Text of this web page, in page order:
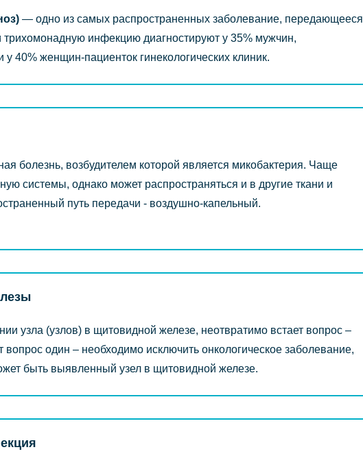
― одно из самых распространенных заболевание, передающееся
инфекцию диагностируют у 35% мужчин,
у 40% женщин-пациенток гинекологических клиник.
болезнь, возбудителем которой является микобактерия. Чаще
системы, однако может распространяться и в другие ткани и
путь передачи - воздушно-капельный.
узла (узлов) в щитовидной железе, неотвратимо встает вопрос –
вопрос один – необходимо исключить онкологическое заболевание,
быть выявленный узел в щитовидной железе.